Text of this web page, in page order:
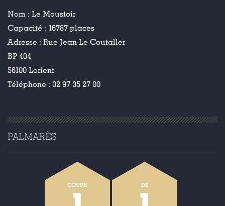
Nom : Le Moustoir
Capacité : 16787 places
Adresse : Rue Jean-Le Coutaller
BP 404
56100 Lorient
Téléphone : 02 97 35 27 00
PALMARÈS
COUPE D2